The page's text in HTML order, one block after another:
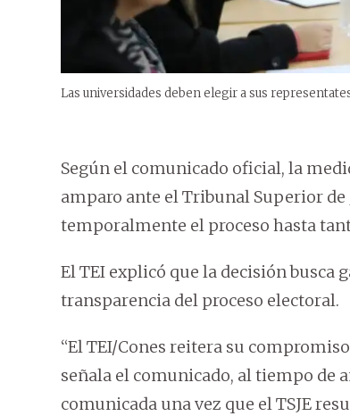
Las universidades deben elegir a sus
Según el comunicado oficial, la
amparo ante el Tribunal Superior de
temporalmente el proceso hasta
El TEI explicó que la decisión busca
transparencia del proceso electoral.
“El TEI/Cones reitera su
señala el comunicado, al tiempo de
comunicada una vez que el TSJE